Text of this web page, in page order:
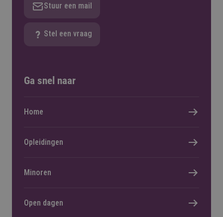
Stuur een mail
Stel een vraag
Ga snel naar
Home
Opleidingen
Minoren
Open dagen